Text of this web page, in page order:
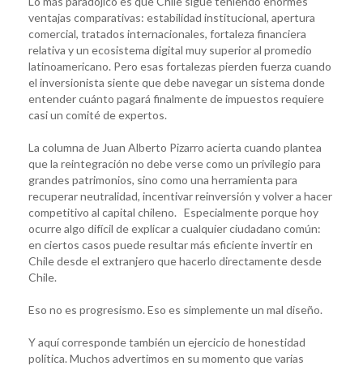
ventajas comparativas: estabilidad institucional, apertura
comercial, tratados internacionales, fortaleza financiera
relativa y un ecosistema digital muy superior al promedio
latinoamericano. Pero esas fortalezas pierden fuerza cuando
el inversionista siente que debe navegar un sistema donde
entender cuánto pagará finalmente de impuestos requiere
casi un comité de expertos.
La columna de Juan Alberto Pizarro acierta cuando plantea
que la reintegración no debe verse como un privilegio para
grandes patrimonios, sino como una herramienta para
recuperar neutralidad, incentivar reinversión y volver a hacer
competitivo al capital chileno. Especialmente porque hoy
ocurre algo difícil de explicar a cualquier ciudadano común:
en ciertos casos puede resultar más eficiente invertir en
Chile desde el extranjero que hacerlo directamente desde
Chile.
Eso no es progresismo. Eso es simplemente un mal diseño.
Y aquí corresponde también un ejercicio de honestidad
política. Muchos advertimos en su momento que varias